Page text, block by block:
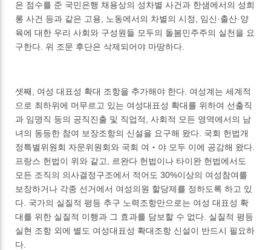
은 점수를 준 국민은행 채용상의 성차별 사건과 한샘에서의 성희
롱 사건 등과 같은 고용, 노동에서의 차별의 시정, 임신·출산·양
육에 대한 우리 사회와 구성원들 모두의 돌봄민주주의 실천을 요
구한다. 위 조문 후단은 삭제되어야 마땅하다.
셋째, 여성 대표성 확대 조항을 추가해야 한다. 여성계는 세계적
으로 최하위에 머무르고 있는 여성대표성 확대를 위하여 선출직
과 임명직 등의 공직진출 및 직업적, 사회적 모든 영역에서의 남
녀의 동등한 참여 보장조항의 신설을 요구해 왔다. 국회 헌법개
정특별위원회 자문위원회와 국회 여‧야 모두 이에 공감해 왔다.
프랑스 헌법이 위와 같고, 르완다 헌법이나 타이완 헌법에서도
모든 조직의 의사결정구조에서 적어도 30%이상의 여성참여를
보장하거나 각종 선거에서 여성의원 할당제를 정하도록 하고 있
다. 국가의 실질적 평등 추구 노력조항만으로는 여성 대표성 확
대를 위한 실질적 이행과 그 효과를 담보할 수 없다. 실질적 평등
실현 조항 외에 별도 여성대표성 확대조항 신설이 반드시 필요하
다.